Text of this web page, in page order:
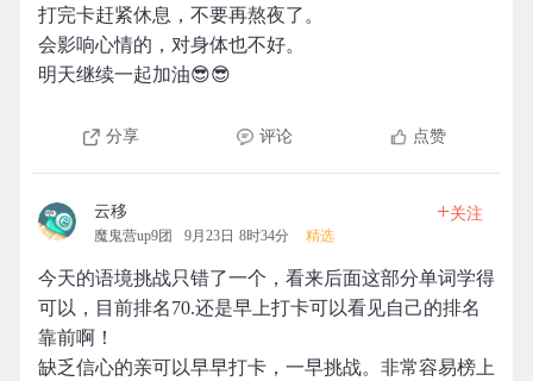
打完卡赶紧休息，不要再熬夜了。
会影响心情的，对身体也不好。
明天继续一起加油😎😎
分享 评论 点赞
云移
魔鬼营up9团 9月23日 8时34分 精选
+关注
今天的语境挑战只错了一个，看来后面这部分单词学得
可以，目前排名70.还是早上打卡可以看见自己的排名
靠前啊！
缺乏信心的亲可以早早打卡，一早挑战。非常容易榜上